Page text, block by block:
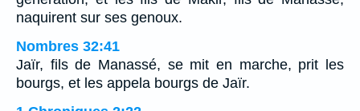
naquirent sur ses genoux.
Nombres 32:41
Jaïr, fils de Manassé, se mit en marche, prit les
bourgs, et les appela bourgs de Jaïr.